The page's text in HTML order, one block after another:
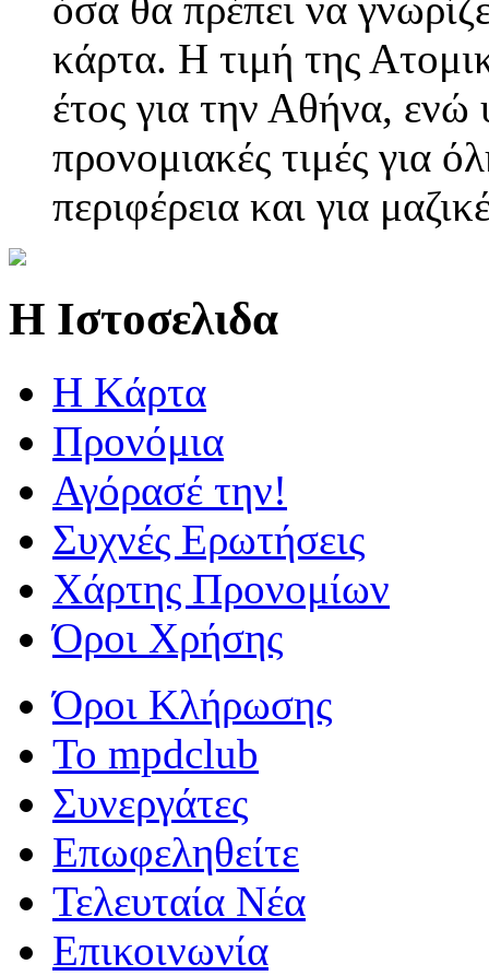
όσα θα πρέπει να
κάρτα. Η τιμή της
έτος για την Αθήνα, ενώ
προνομιακές τιμές για
περιφέρεια και για
Η Ιστοσελιδα
Η Kάρτα
Προνόμια
Αγόρασέ την!
Συχνές Ερωτήσεις
Χάρτης Προνομίων
Όροι Χρήσης
Όροι Κλήρωσης
To mpdclub
Συνεργάτες
Επωφεληθείτε
Τελευταία Νέα
Επικοινωνία